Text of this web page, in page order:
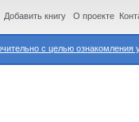
с целью
Добавить книгу О проекте